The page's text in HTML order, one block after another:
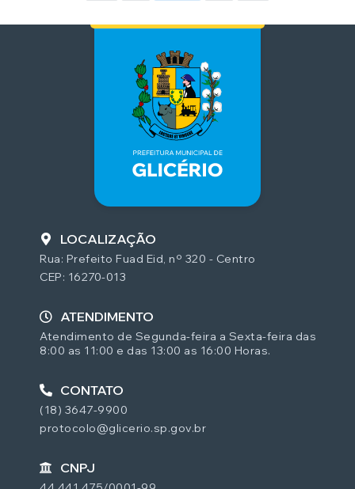
LOCALIZAÇÃO
Rua: Prefeito Fuad Eid, nº 320 - Centro
CEP: 16270-013
CONTATO
(18) 3647-9900
protocolo@glicerio.sp.gov.br
ATENDIMENTO
Atendimento de Segunda-feira a Sexta-feira das
8:00 as 11:00 e das 13:00 as 16:00 Horas.
CNPJ